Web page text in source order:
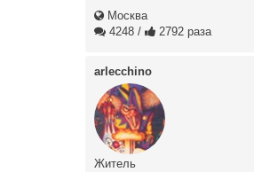
Москва
4248 / 2792 раза
arlecchino
Житель